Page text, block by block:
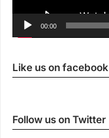
00:00
Like us on facebook
Follow us on Twitter